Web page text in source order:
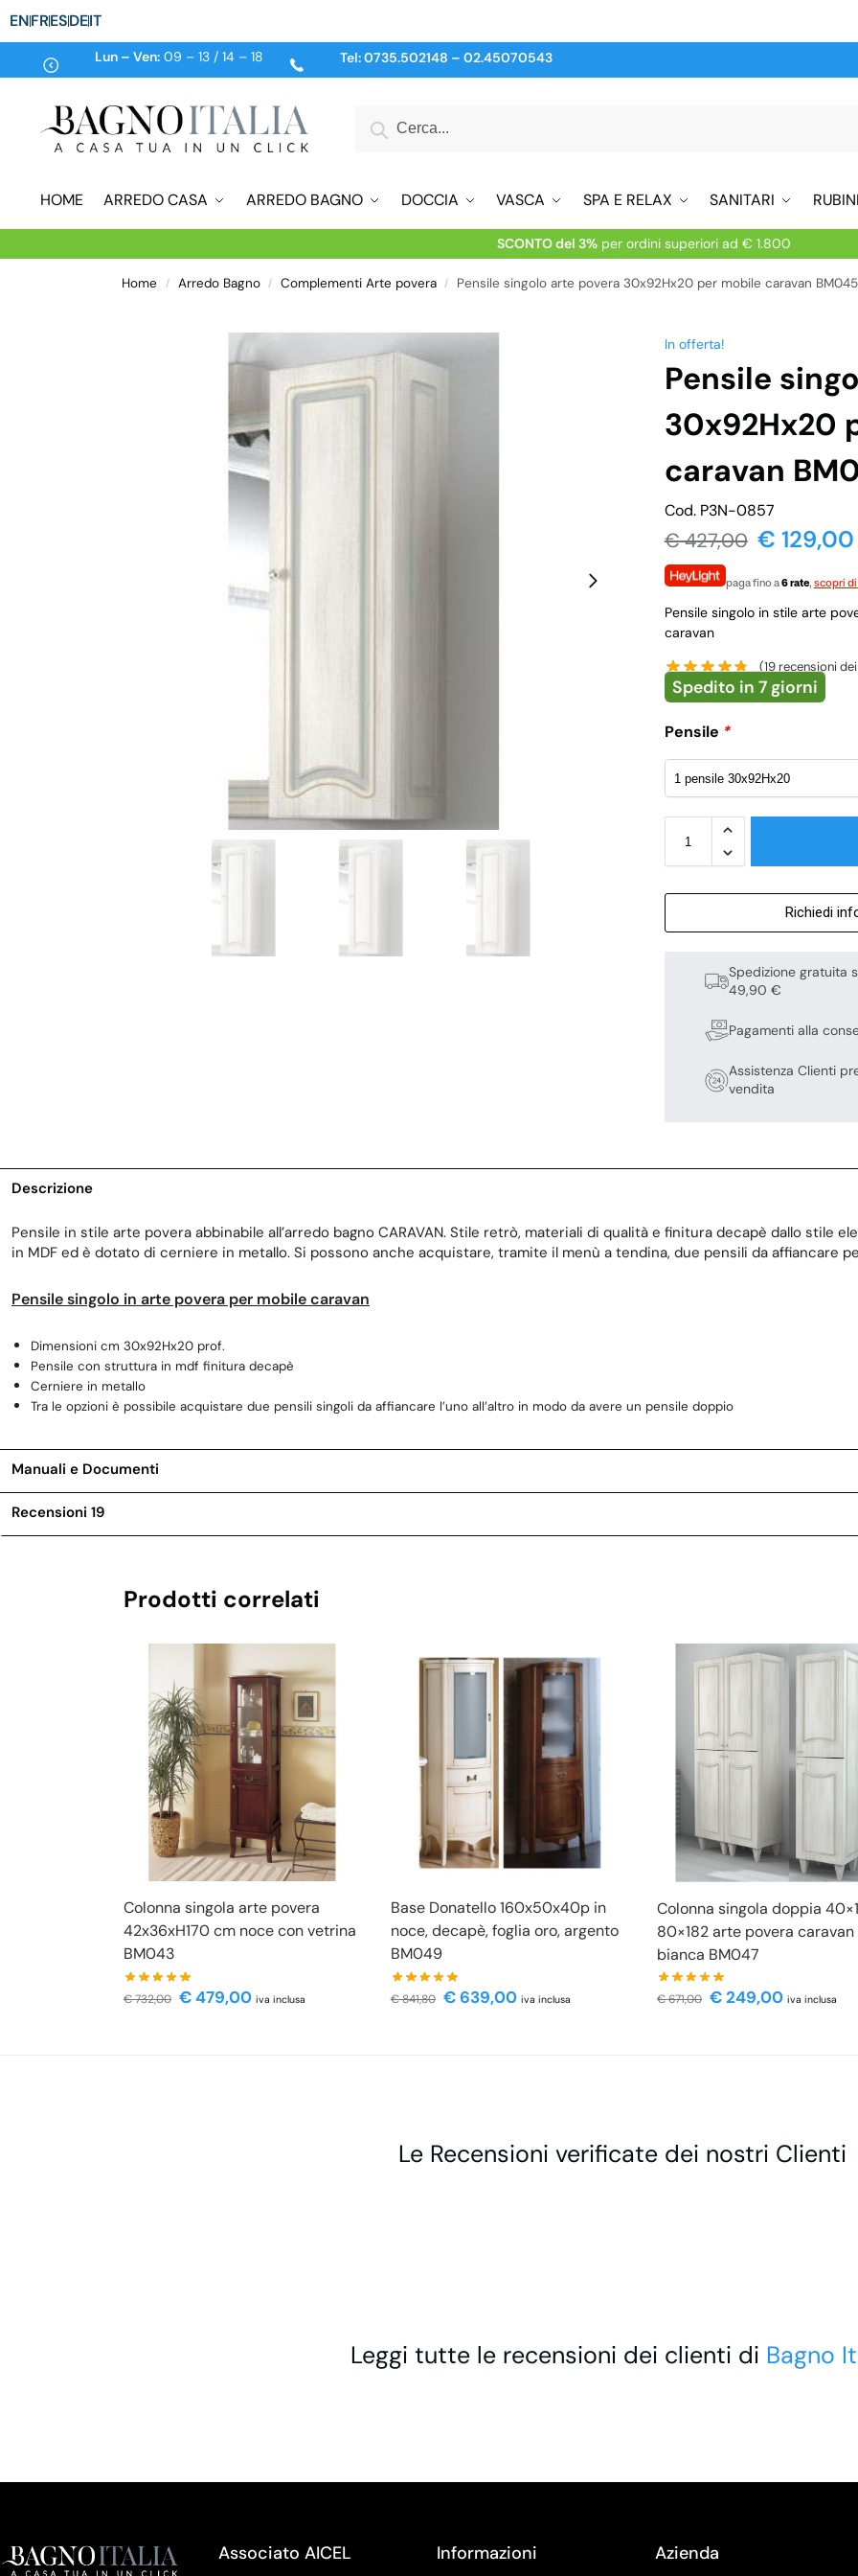
ENFRESDEIT
Lun – Ven:09 – 13 / 14 – 18 Tel:0735.502148 – 02.45070543
HOME ARREDO CASA ARREDO BAGNO DOCCIA VASCA SPA E RELAX SANITARI
SCONTO del 3%per ordini superiori ad € 1.800
Home / Arredo Bagno / Complementi Arte povera / Pensile singolo arte povera 30x92Hx20 per mobile caravan BM045
In offerta!
Pensile
30x92Hx20
caravan
Cod. P3N-0857
€427,00 € 129,00
paga fino a6 rate, scopri di
Pensile singolo in stile arte
caravan
(19 recensioni
Spedito in 7 giorni
Pensile *
Richiedi
Spedizione gratuita
49,90 €
Pagamenti alla
Assistenza Clienti
vendita
Descrizione
Pensile in stile arte povera abbinabile all’arredo bagno CARAVAN. Stile retrò, materiali di qualità e finitura decapè dallo stile
in MDF ed è dotato di cerniere in metallo. Si possono anche acquistare, tramite il menù a tendina, due pensili da affiancare
Pensile singolo in arte povera per mobile caravan
Dimensioni cm 30x92Hx20 prof.
Pensile con struttura in mdf finitura decapè
Cerniere in metallo
Tra le opzioni è possibile acquistare due pensili singoli da affiancare l’uno all’altro in modo da avere un pensile doppio
Manuali e Documenti
Recensioni 19
Prodotti correlati
Colonna singola arte povera
42x36xH170 cm noce con vetrina
BM043
€732,00 €479,00 iva inclusa
Base Donatello 160x50x40p in
noce, decapè, foglia oro, argento
BM049
€841,80 €639,00 iva inclusa
Colonna singola doppia
80×182 arte povera caravan
bianca BM047
€671,00 €249,00 iva inclusa
Le Recensioni verificate dei nostri Clienti
Leggi tutte le recensioni dei clienti di Bagno
Associato AICEL Informazioni Azienda